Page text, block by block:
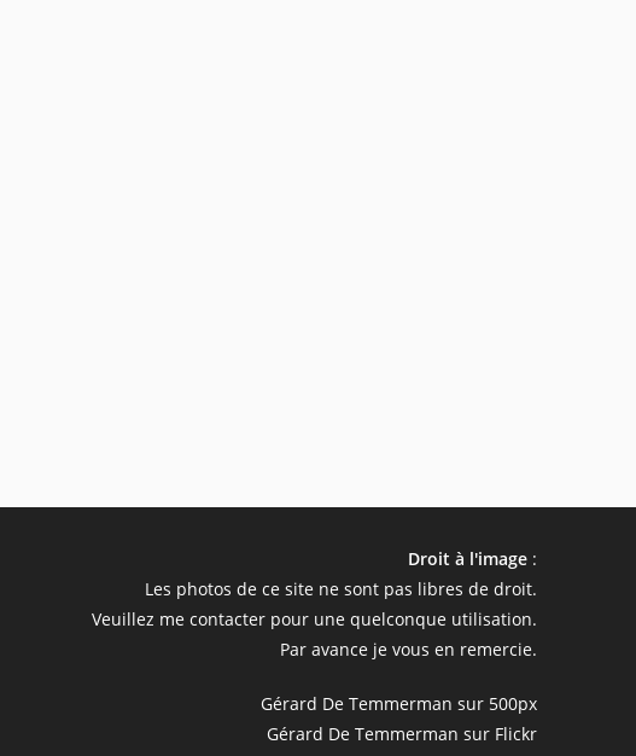
Droit à l'image:
Les photos de ce site ne sont pas libres de droit.
Veuillez me contacter pour une quelconque utilisation.
Par avance je vous en remercie.
Gérard De Temmerman sur 500px
Gérard De Temmerman sur Flickr